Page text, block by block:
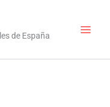
de España